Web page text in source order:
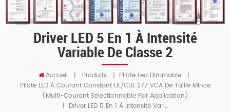
Driver LED 5 En 1 À Intensité
Variable De Classe 2
Accueil | Produits | Pilote Led Dimmable
|
Pilote LED À Courant Constant UL/cUL 277 VCA De Taille Mince
(multi-Courant Sélectionnable Par Application)
|
Driver LED 5 En 1 À Intensité Variable De Classe 2